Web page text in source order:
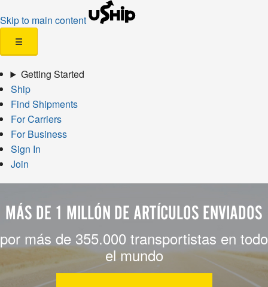
Skip to main content
☰
Getting Started
Ship
Find Shipments
For Carriers
For Business
Sign In
Join
MÁS DE 1 MILLÓN DE ARTÍCULOS ENVIADOS
por más de 355.000 transportistas en todo
el mundo